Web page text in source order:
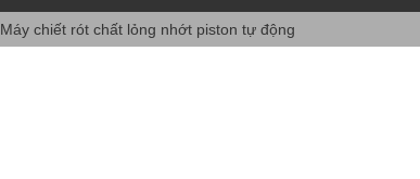
Máy chiết rót chất lỏng nhớt piston tự động